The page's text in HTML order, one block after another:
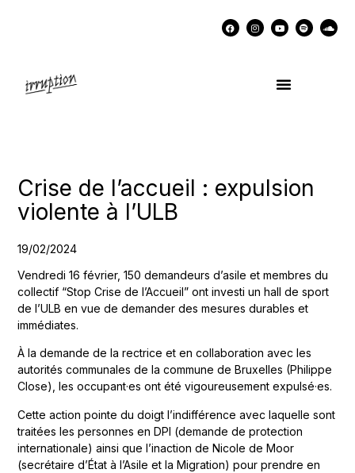
Crise de l’accueil : expulsion
violente à l’ULB
19/02/2024
Vendredi 16 février, 150 demandeurs d’asile et membres du
collectif “Stop Crise de l’Accueil” ont investi un hall de sport
de l’ULB en vue de demander des mesures durables et
immédiates.
À la demande de la rectrice et en collaboration avec les
autorités communales de la commune de Bruxelles (Philippe
Close), les occupant·es ont été vigoureusement expulsé·es.
Cette action pointe du doigt l’indifférence avec laquelle sont
traitées les personnes en DPI (demande de protection
internationale) ainsi que l’inaction de Nicole de Moor
(secrétaire d’État à l’Asile et la Migration) pour prendre en